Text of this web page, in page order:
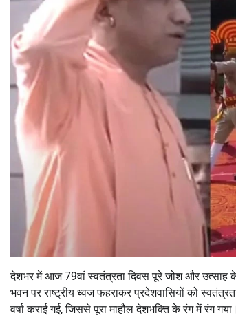
देशभर में आज 79वां स्वतंत्रता दिवस पूरे जोश और उत्साह
भवन पर राष्ट्रीय ध्वज फहराकर प्रदेशवासियों को
वर्षा कराई गई, जिससे पूरा माहौल देशभक्ति के रंग में रंग